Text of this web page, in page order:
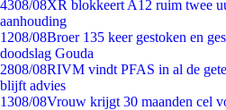
4308/08XR blokkeert A12 ruim twee
aanhouding
1208/08Broer 135 keer gestoken en
doodslag Gouda
2808/08RIVM vindt PFAS in al de
blijft advies
1308/08Vrouw krijgt 30 maanden cel